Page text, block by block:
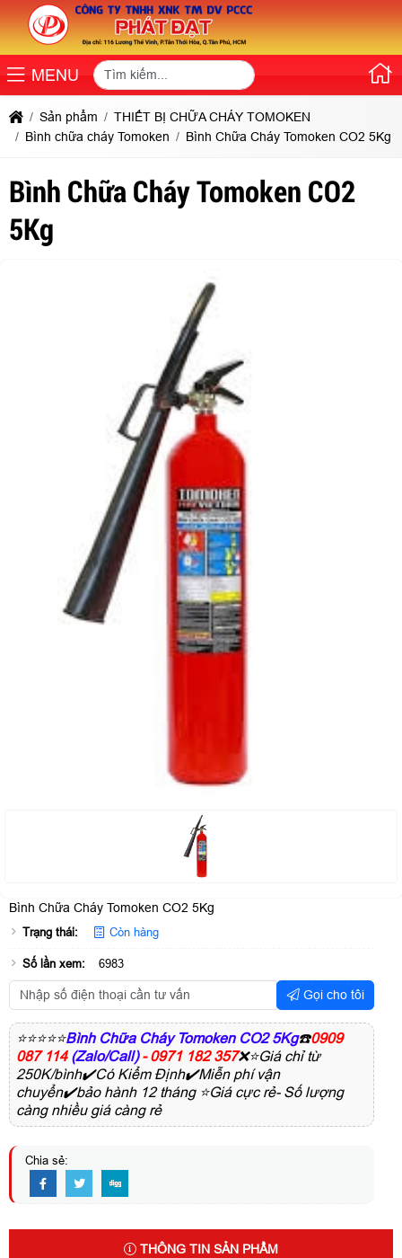
MENU
Sản phẩm
THIẾT BỊ CHỮA CHÁY TOMOKEN
Bình chữa cháy Tomoken
Bình Chữa Cháy Tomoken CO2 5Kg
Bình Chữa Cháy Tomoken CO2
5Kg
Bình Chữa Cháy Tomoken CO2 5Kg
Trạng thái: Còn hàng
Số lần xem: 6983
Gọi cho tôi
⭐⭐⭐⭐⭐Bình Chữa Cháy Tomoken CO2 5Kg☎️0909
087 114 (Zalo/Call) - 0971 182 357❌⭐Giá chỉ từ
250K/bình✔️Có Kiểm Định✔️Miễn phí vận
chuyển✔️bảo hành 12 tháng ⭐Giá cực rẻ- Số lượng
càng nhiều giá càng rẻ
Chia sẻ:
THÔNG TIN SẢN PHẨM